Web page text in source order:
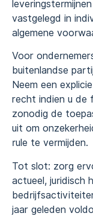
vastgelegd in
algemene
Voor
buitenlandse
Neem een
recht indien u de
zonodig de
uit om
rule te vermijden.
Tot slot: zorg
actueel, juridisch
jaar geleden